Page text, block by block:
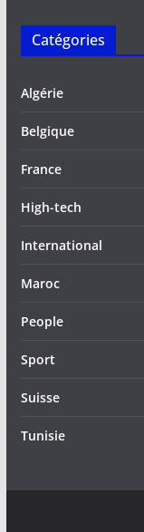
Catégories
Algérie
Belgique
France
High-tech
International
Maroc
People
Sport
Suisse
Tunisie